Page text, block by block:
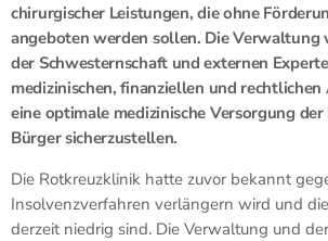
chirurgischer Leistungen, die ohne
angeboten werden sollen. Die Verwaltung
der Schwesternschaft und externen
medizinischen, finanziellen und
eine optimale medizinische Versorgung
Bürger sicherzustellen.
Die Rotkreuzklinik hatte zuvor bekannt
Insolvenzverfahren verlängern wird und
derzeit niedrig sind. Die Verwaltung und